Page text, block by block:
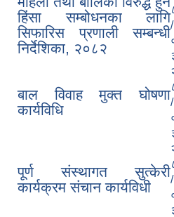
हिंसा सम्बोधनका लागि
सिफारिस प्रणाली सम्बन्धी
निर्देशिका, २०८२
/
बाल विवाह मुक्त घोषणा
कार्यविधि
/
पूर्ण संस्थागत सुत्केरी
कार्यक्रम संचान कार्यविधी
/